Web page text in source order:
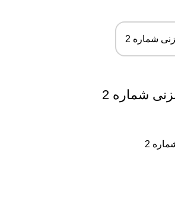
شماره 2
2